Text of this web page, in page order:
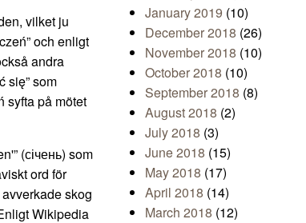
vilket ju
och enligt
andra
się” som
syfta på mötet
(січень) som
ord för
skog
Wikipedia
January 2019 (10)
December 2018 (26)
November 2018 (10)
October 2018 (10)
September 2018 (8)
August 2018 (2)
July 2018 (3)
June 2018 (15)
May 2018 (17)
April 2018 (14)
March 2018 (12)